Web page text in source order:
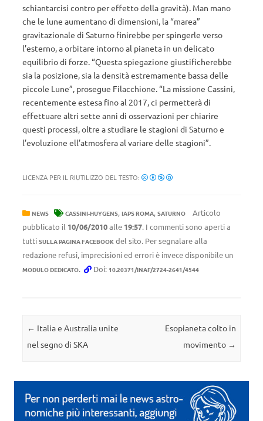
schiantarcisi contro per effetto della gravità). Man mano
che le lune aumentano di dimensioni, la “marea”
gravitazionale di Saturno finirebbe per spingerle verso
l’esterno, a orbitare intorno al pianeta in un delicato
equilibrio di forze. “Questa spiegazione giustificherebbe
sia la posizione, sia la densità estremamente bassa delle
piccole Lune”, prosegue Filacchione. “La missione Cassini,
recentemente estesa fino al 2017, ci permetterà di
effettuare altri sette anni di osservazioni per chiarire
questi processi, oltre a studiare le stagioni di Saturno e
l’evoluzione ell’atmosfera al variare delle stagioni”.
LICENZA PER IL RIUTILIZZO DEL TESTO:
NEWS CASSINI-HUYGENS, IAPS ROMA, SATURNO
Articolo
pubblicato il 10/06/2010alle 19:57. I commenti sono aperti a
tutti SULLA PAGINA FACEBOOK del sito. Per segnalare alla
redazione refusi, imprecisioni ed errori è invece disponibile un
MODULO DEDICATO. Doi: 10.20371/INAF/2724-2641/4544
Navigazione articolo
← Italia e Australia unite
nel segno di SKA
Esopianeta colto in
movimento →